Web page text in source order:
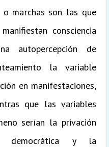
o marchas son las que
consciencia
autopercepción de
la variable
en manifestaciones,
que las variables
serían la privación
democrática y la